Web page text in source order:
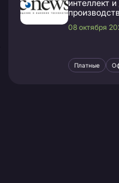
интеллект
08 октября
Платные